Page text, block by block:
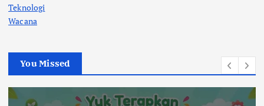
Teknologi
Wacana
You Missed